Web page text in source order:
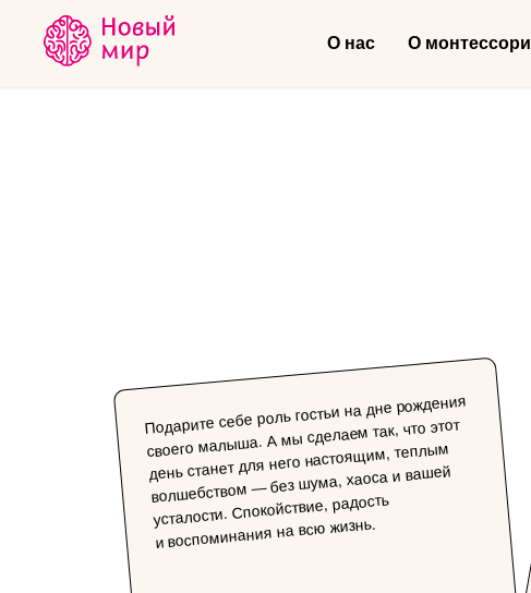
О нас О монтессори
Подарите себе роль гостьи на дне рождения
своего малыша. А мы сделаем так, что этот
день станет для него настоящим, теплым
волшебством — без шума, хаоса и вашей
усталости. Спокойствие, радость
и воспоминания на всю жизнь.